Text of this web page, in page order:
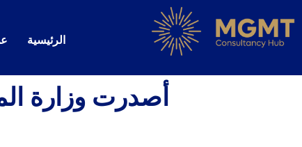
الرئيسية
أصدرت وزارة